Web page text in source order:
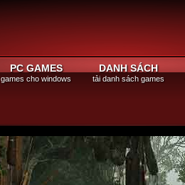
PC GAMES
games cho windows
DANH SÁCH
tải danh sách games